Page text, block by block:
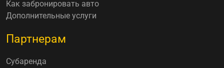
Как забронировать авто
Дополнительные услуги
Партнерам
Субаренда